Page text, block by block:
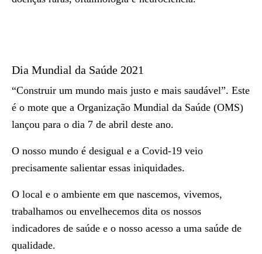
Dia Mundial da Saúde 2021
“Construir um mundo mais justo e mais saudável”. Este
é o mote que a Organização Mundial da Saúde (OMS)
lançou para o dia 7 de abril deste ano.
O nosso mundo é desigual e a Covid-19 veio
precisamente salientar essas iniquidades.
O local e o ambiente em que nascemos, vivemos,
trabalhamos ou envelhecemos dita os nossos
indicadores de saúde e o nosso acesso a uma saúde de
qualidade.